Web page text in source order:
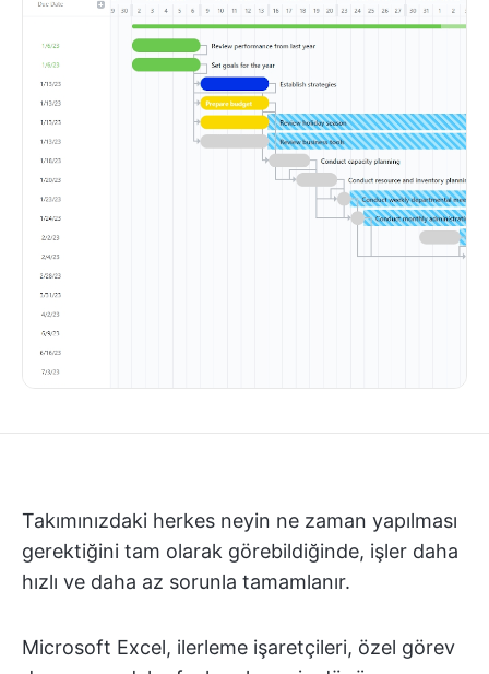
Takımınızdaki herkes neyin ne zaman yapılması
gerektiğini tam olarak görebildiğinde, işler daha
hızlı ve daha az sorunla tamamlanır.
Microsoft Excel, ilerleme işaretçileri, özel görev